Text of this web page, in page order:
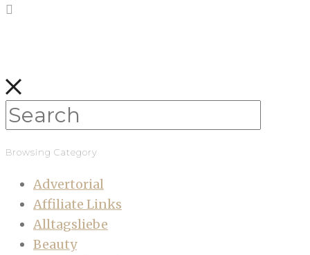
Browsing Category
Advertorial
Affiliate Links
Alltagsliebe
Beauty